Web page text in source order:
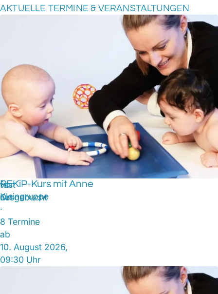
AKTUELLE TERMINE & VERANSTALTUNGEN
fast
ausgebucht
vor
Ort
PEKiP-Kurs mit Anne
Kleingruppe
·
8 Termine
ab
10. August 2026,
09:30 Uhr